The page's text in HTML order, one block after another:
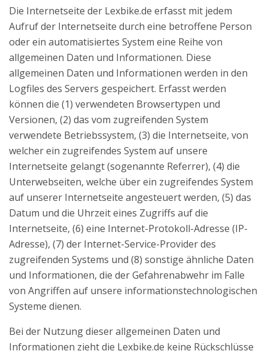
Die Internetseite der Lexbike.de erfasst mit jedem
Aufruf der Internetseite durch eine betroffene Person
oder ein automatisiertes System eine Reihe von
allgemeinen Daten und Informationen. Diese
allgemeinen Daten und Informationen werden in den
Logfiles des Servers gespeichert. Erfasst werden
können die (1) verwendeten Browsertypen und
Versionen, (2) das vom zugreifenden System
verwendete Betriebssystem, (3) die Internetseite, von
welcher ein zugreifendes System auf unsere
Internetseite gelangt (sogenannte Referrer), (4) die
Unterwebseiten, welche über ein zugreifendes System
auf unserer Internetseite angesteuert werden, (5) das
Datum und die Uhrzeit eines Zugriffs auf die
Internetseite, (6) eine Internet-Protokoll-Adresse (IP-
Adresse), (7) der Internet-Service-Provider des
zugreifenden Systems und (8) sonstige ähnliche Daten
und Informationen, die der Gefahrenabwehr im Falle
von Angriffen auf unsere informationstechnologischen
Systeme dienen.
Bei der Nutzung dieser allgemeinen Daten und
Informationen zieht die Lexbike.de keine Rückschlüsse